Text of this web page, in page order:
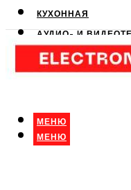
КУХОННАЯ
АУДИО- И
КЛИМАТИЧЕСКАЯ
ДЛЯ КРАСОТЫ
МЕНЮ
МЕНЮ